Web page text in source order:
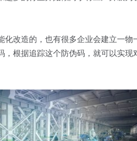
化改造的，也有很多企业会建立一
，根据追踪这个防伪码，就可以实